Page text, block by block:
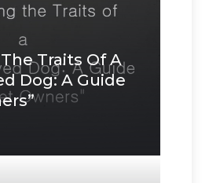
Traits Of A
Dog: A Guide